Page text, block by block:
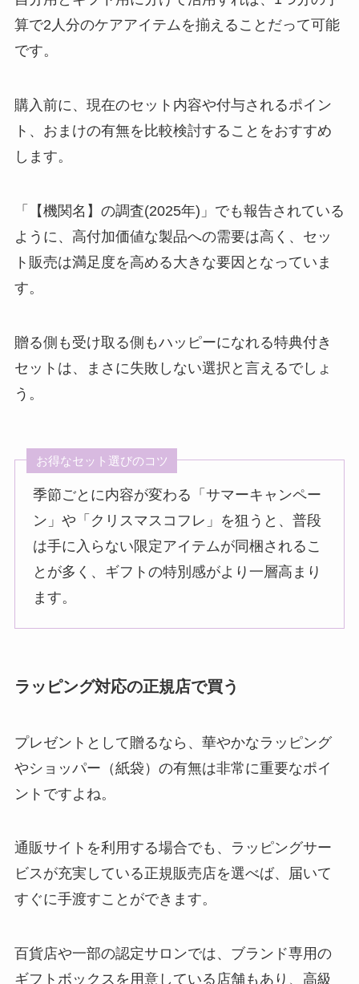
算で2人分のケアアイテムを揃えることだって可能
です。
購入前に、現在のセット内容や付与されるポイン
ト、おまけの有無を比較検討することをおすすめ
します。
「【機関名】の調査(2025年)」でも報告されている
ように、高付加価値な製品への需要は高く、セッ
ト販売は満足度を高める大きな要因となっていま
す。
贈る側も受け取る側もハッピーになれる特典付き
セットは、まさに失敗しない選択と言えるでしょ
う。
お得なセット選びのコツ
季節ごとに内容が変わる「サマーキャンペー
ン」や「クリスマスコフレ」を狙うと、普段
は手に入らない限定アイテムが同梱されるこ
とが多く、ギフトの特別感がより一層高まり
ます。
ラッピング対応の正規店で買う
プレゼントとして贈るなら、華やかなラッピング
やショッパー（紙袋）の有無は非常に重要なポイ
ントですよね。
通販サイトを利用する場合でも、ラッピングサー
ビスが充実している正規販売店を選べば、届いて
すぐに手渡すことができます。
百貨店や一部の認定サロンでは、ブランド専用の
ギフトボックスを用意している店舗もあり、高級